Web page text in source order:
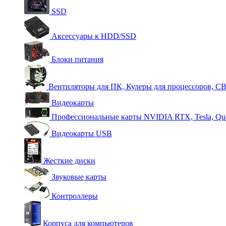
SSD
Аксессуары к HDD/SSD
Блоки питания
Вентиляторы для ПК, Кулеры для процессоров,
Видеокарты
Профессиональные карты NVIDIA RTX, Tesla,
Видеокарты USB
Жесткие диски
Звуковые карты
Контроллеры
Корпуса для компьютеров